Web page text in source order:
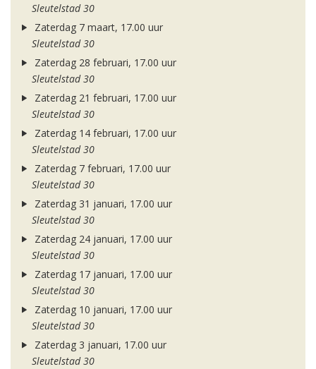
Sleutelstad 30
Zaterdag 7 maart, 17.00 uur
Sleutelstad 30
Zaterdag 28 februari, 17.00 uur
Sleutelstad 30
Zaterdag 21 februari, 17.00 uur
Sleutelstad 30
Zaterdag 14 februari, 17.00 uur
Sleutelstad 30
Zaterdag 7 februari, 17.00 uur
Sleutelstad 30
Zaterdag 31 januari, 17.00 uur
Sleutelstad 30
Zaterdag 24 januari, 17.00 uur
Sleutelstad 30
Zaterdag 17 januari, 17.00 uur
Sleutelstad 30
Zaterdag 10 januari, 17.00 uur
Sleutelstad 30
Zaterdag 3 januari, 17.00 uur
Sleutelstad 30